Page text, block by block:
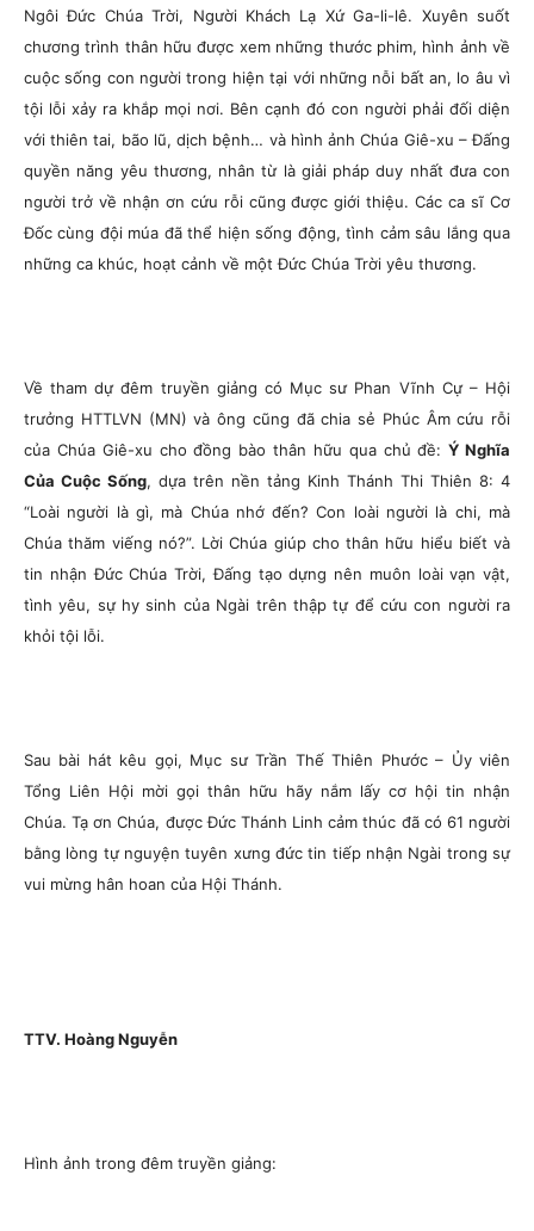
Ngôi Đức Chúa Trời, Người Khách Lạ Xứ Ga-li-lê. Xuyên suốt
chương trình thân hữu được xem những thước phim, hình ảnh về
cuộc sống con người trong hiện tại với những nỗi bất an, lo âu vì
tội lỗi xảy ra khắp mọi nơi. Bên cạnh đó con người phải đối diện
với thiên tai, bão lũ, dịch bệnh… và hình ảnh Chúa Giê-xu – Đấng
quyền năng yêu thương, nhân từ là giải pháp duy nhất đưa con
người trở về nhận ơn cứu rỗi cũng được giới thiệu. Các ca sĩ Cơ
Đốc cùng đội múa đã thể hiện sống động, tình cảm sâu lắng qua
những ca khúc, hoạt cảnh về một Đức Chúa Trời yêu thương.
Về tham dự đêm truyền giảng có Mục sư Phan Vĩnh Cự – Hội
trưởng HTTLVN (MN) và ông cũng đã chia sẻ Phúc Âm cứu rỗi
của Chúa Giê-xu cho đồng bào thân hữu qua chủ đề:Ý Nghĩa
Của Cuộc Sống, dựa trên nền tảng Kinh Thánh Thi Thiên 8: 4
“Loài người là gì, mà Chúa nhớ đến? Con loài người là chi, mà
Chúa thăm viếng nó?”. Lời Chúa giúp cho thân hữu hiểu biết và
tin nhận Đức Chúa Trời, Đấng tạo dựng nên muôn loài vạn vật,
tình yêu, sự hy sinh của Ngài trên thập tự để cứu con người ra
khỏi tội lỗi.
Sau bài hát kêu gọi, Mục sư Trần Thế Thiên Phước – Ủy viên
Tổng Liên Hội mời gọi thân hữu hãy nắm lấy cơ hội tin nhận
Chúa. Tạ ơn Chúa, được Đức Thánh Linh cảm thúc đã có 61 người
bằng lòng tự nguyện tuyên xưng đức tin tiếp nhận Ngài trong sự
vui mừng hân hoan của Hội Thánh.
TTV. Hoàng Nguyễn
Hình ảnh trong đêm truyền giảng: